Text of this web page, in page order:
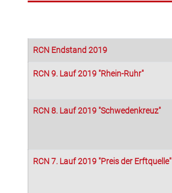
RCN Endstand 2019
RCN 9. Lauf 2019 "Rhein-Ruhr"
RCN 8. Lauf 2019 "Schwedenkreuz"
RCN 7. Lauf 2019 "Preis der Erftquelle"